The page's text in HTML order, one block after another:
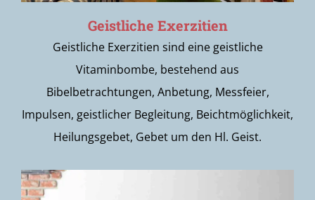
Geistliche Exerzitien
Geistliche Exerzitien sind eine geistliche
Vitaminbombe, bestehend aus
Bibelbetrachtungen, Anbetung, Messfeier,
Impulsen, geistlicher Begleitung, Beichtmöglichkeit,
Heilungsgebet, Gebet um den Hl. Geist.